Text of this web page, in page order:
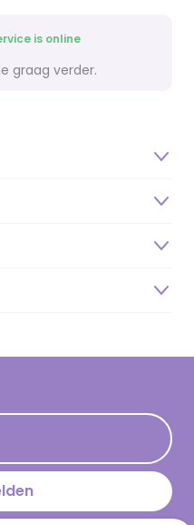
is online
graag verder.